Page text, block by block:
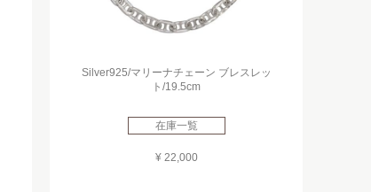
Silver925/マリーナチェーン ブレスレッ
ト/19.5cm
在庫一覧
¥ 22,000